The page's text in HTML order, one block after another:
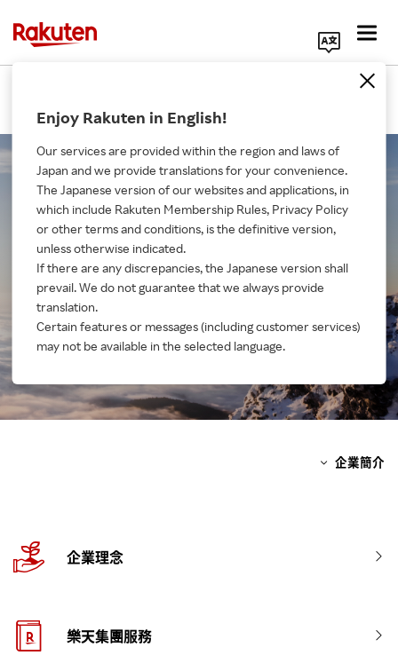
About Us
Rakuten Innovation
Media Room
Enjoy Rakuten in English!
Our services are provided within the region and laws of
Japan and we provide translations for your convenience.
The Japanese version of our websites and applications, in
which include Rakuten Membership Rules, Privacy Policy
or other terms and conditions, is the definitive version,
unless otherwise indicated.
If there are any discrepancies, the Japanese version shall
prevail. We do not guarantee that we always provide
translation.
Certain features or messages (including customer services)
may not be available in the selected language.
在日語中，Rakuten代表「樂觀主
義」。
這一理念是我們品牌的核心。
「Walk Together」表達了我們致力於支持個人、
企業和社會去實現自身夢想，來共同建設一個更好、
更光明未來的決心。
企業簡介
企業理念
樂天集團服務